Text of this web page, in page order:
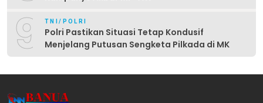
9 TNI/POLRI
Polri Pastikan Situasi Tetap Kondusif
Menjelang Putusan Sengketa Pilkada di MK